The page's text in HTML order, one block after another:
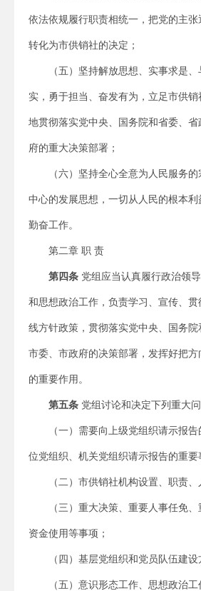
依法依规履行职责相统一，把党的主
转化为市供销社的决定；
（五）坚持解放思想、实事求是
实，勇于担当、奋发有为，立足市供
地贯彻落实党中央、国务院和省委、
府的重大决策部署；
（六）坚持全心全意为人民服务
中心的发展思想，一切从人民的根本利
勤奋工作。
第二章 职 责
第四条 党组应当认真履行政治领
和思想政治工作，负责学习、宣传、
线方针政策，贯彻落实党中央、国务院
市委、市政府的决策部署，发挥好把
的重要作用。
第五条 党组讨论和决定下列重大问
（一）需要向上级党组织请示报
位党组织、机关党组织请示报告的重要
（二）市供销社机构设置、职责、
（三）重大决策、重要人事任免
资金使用等事项；
（四）基层党组织和党员队伍建设
（五）意识形态工作、思想政治